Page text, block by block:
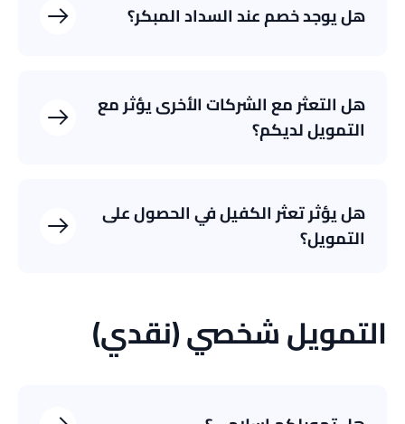
هل يوجد خصم عند السداد المبكر؟
هل التعثر مع الشركات الأخرى يؤثر مع
التمويل لديكم؟
هل يؤثر تعثر الكفيل في الحصول على
التمويل؟
التمويل شخصي (نقدي)